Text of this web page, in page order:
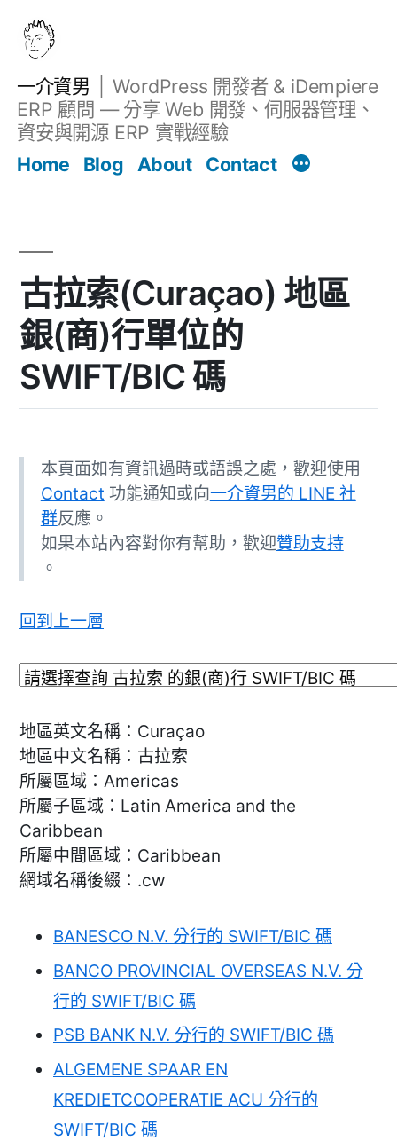
一介資男
WordPress 開發者 & iDempiere
ERP 顧問 — 分享 Web 開發、伺服器管理、
資安與開源 ERP 實戰經驗
Home
Blog About Contact
古拉索(Curaçao) 地區
銀(商)行單位的
SWIFT/BIC 碼
本頁面如有資訊過時或語誤之處，歡迎使用
Contact 功能通知或向一介資男的 LINE 社
群反應。
如果本站內容對你有幫助，歡迎贊助支持
。
回到上一層
地區英文名稱：Curaçao
地區中文名稱：古拉索
所屬區域：Americas
所屬子區域：Latin America and the
Caribbean
所屬中間區域：Caribbean
網域名稱後綴：.cw
BANESCO N.V. 分行的 SWIFT/BIC 碼
BANCO PROVINCIAL OVERSEAS N.V. 分
行的 SWIFT/BIC 碼
PSB BANK N.V. 分行的 SWIFT/BIC 碼
ALGEMENE SPAAR EN
KREDIETCOOPERATIE ACU 分行的
SWIFT/BIC 碼
文章